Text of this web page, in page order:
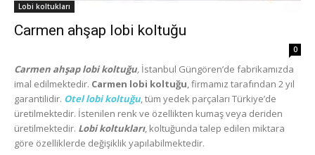
Lobi koltukları
Carmen ahşap lobi koltuğu
0
Carmen ahşap lobi koltuğu, İstanbul Güngören’de fabrikamızda
imal edilmektedir. Carmen lobi koltuğu, firmamız tarafından 2 yıl
garantilidir. Otel lobi koltuğu, tüm yedek parçaları Türkiye’de
üretilmektedir. İstenilen renk ve özellikten kumaş veya deriden
üretilmektedir. Lobi koltukları, koltuğunda talep edilen miktara
göre özelliklerde değişiklik yapılabilmektedir.